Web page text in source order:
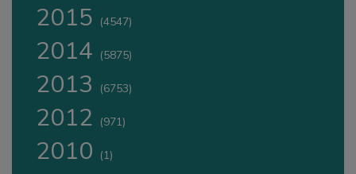
2015 (4547)
2014 (5875)
2013 (6753)
2012 (971)
2010 (1)